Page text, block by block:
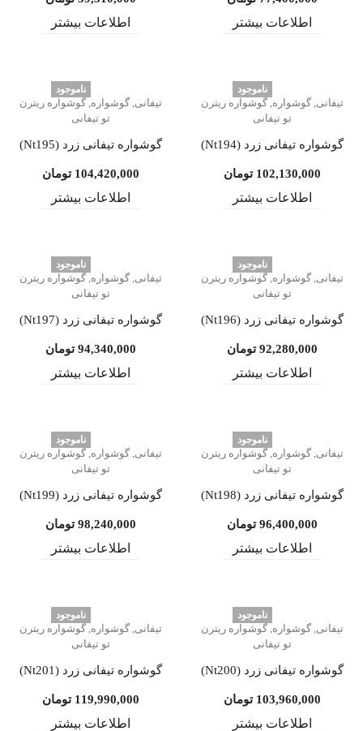
اطلاعات بیشتر اطلاعات بیشتر
ناموجود
تیفانی, گوشواره, گوشواره ریترن
تو تیفانی
گوشواره تیفانی زرد (Nt194)
102,130,000 تومان
اطلاعات بیشتر
ناموجود
تیفانی, گوشواره, گوشواره ریترن
تو تیفانی
گوشواره تیفانی زرد (Nt195)
104,420,000 تومان
اطلاعات بیشتر
ناموجود
تیفانی, گوشواره, گوشواره ریترن
تو تیفانی
گوشواره تیفانی زرد (Nt196)
92,280,000 تومان
اطلاعات بیشتر
ناموجود
تیفانی, گوشواره, گوشواره ریترن
تو تیفانی
گوشواره تیفانی زرد (Nt197)
94,340,000 تومان
اطلاعات بیشتر
ناموجود
تیفانی, گوشواره, گوشواره ریترن
تو تیفانی
گوشواره تیفانی زرد (Nt198)
96,400,000 تومان
اطلاعات بیشتر
ناموجود
تیفانی, گوشواره, گوشواره ریترن
تو تیفانی
گوشواره تیفانی زرد (Nt199)
98,240,000 تومان
اطلاعات بیشتر
ناموجود
تیفانی, گوشواره, گوشواره ریترن
تو تیفانی
گوشواره تیفانی زرد (Nt200)
103,960,000 تومان
اطلاعات بیشتر
ناموجود
تیفانی, گوشواره, گوشواره ریترن
تو تیفانی
گوشواره تیفانی زرد (Nt201)
119,990,000 تومان
اطلاعات بیشتر